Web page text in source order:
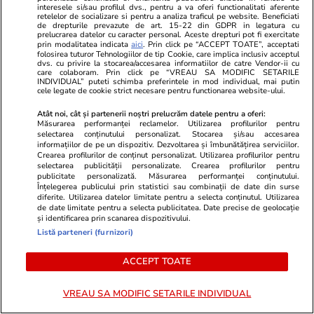
Horoscop 30 iul.
Horoscop 31 iulie 2026. Scorpionii au șansa de
a privi dincolo de aparențe și de a evalua
corect comportamentul și deciziile unor
apropiați
30 iul.
Postul Sfintei Mării – Postul
Lifestyle
Ce este
interesele si/sau profilul dvs., pentru a va oferi functionalitati aferente
retelelor de socializare si pentru a analiza traficul pe website. Beneficiati
de drepturile prevazute de art. 15-22 din GDPR in legatura cu
prelucrarea datelor cu caracter personal. Aceste drepturi pot fi exercitate
prin modalitatea indicataaici. Prin click pe “ACCEPT TOATE”, acceptati
folosirea tuturor Tehnologiilor de tip Cookie, care implica inclusiv acceptul
dvs. cu privire la stocarea/accesarea informatiilor de catre Vendor-ii cu
care colaboram. Prin click pe “VREAU SA MODIFIC SETARILE
INDIVIDUAL” puteti schimba preferintele in mod individual, mai putin
cele legate de cookie strict necesare pentru functionarea website-ului.
Atât noi, cât și partenerii noștri prelucrăm datele pentru a oferi:
Măsurarea performanței reclamelor. Utilizarea profilurilor pentru
selectarea conținutului personalizat. Stocarea și/sau accesarea
informațiilor de pe un dispozitiv. Dezvoltarea și îmbunătățirea serviciilor.
Crearea profilurilor de conținut personalizat. Utilizarea profilurilor pentru
selectarea publicității personalizate. Crearea profilurilor pentru
publicitate personalizată. Măsurarea performanței conținutului.
Înțelegerea publicului prin statistici sau combinații de date din surse
diferite. Utilizarea datelor limitate pentru a selecta conținutul. Utilizarea
de date limitate pentru a selecta publicitatea. Date precise de geolocație
și identificarea prin scanarea dispozitivului.
Listă parteneri (furnizori)
ACCEPT TOATE
VREAU SA MODIFIC SETARILE INDIVIDUAL